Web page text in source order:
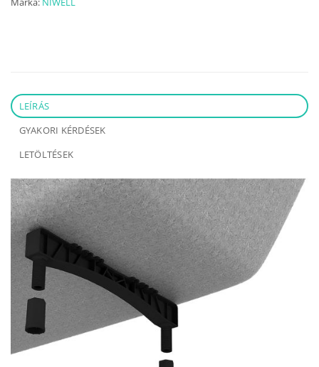
LEÍRÁS
GYAKORI KÉRDÉSEK
LETÖLTÉSEK